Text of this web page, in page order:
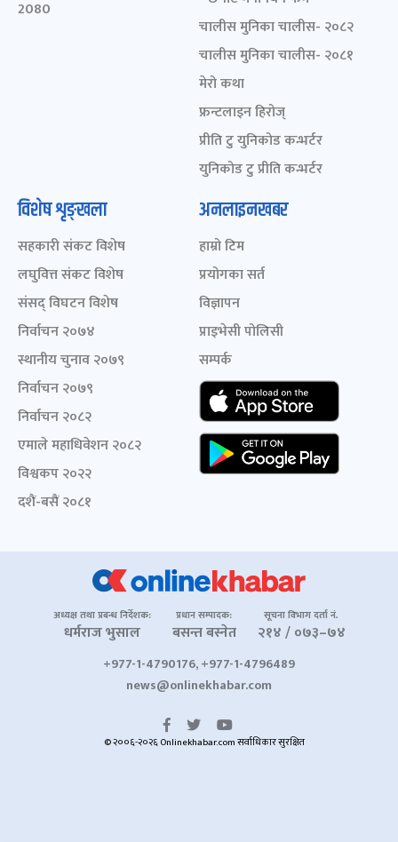
2080
चालीस मुनिका चालीस- २०८२
चालीस मुनिका चालीस- २०८१
मेरो कथा
फ्रन्टलाइन हिरोज्
प्रीति टु युनिकोड कन्भर्टर
युनिकोड टु प्रीति कन्भर्टर
विशेष शृङ्खला
सहकारी संकट विशेष
लघुवित्त संकट विशेष
संसद् विघटन विशेष
निर्वाचन २०७४
स्थानीय चुनाव २०७९
निर्वाचन २०७९
निर्वाचन २०८२
एमाले महाधिवेशन २०८२
विश्वकप २०२२
दशैं-बसैं २०८१
अनलाइनखबर
हाम्रो टिम
प्रयोगका सर्त
विज्ञापन
प्राइभेसी पोलिसी
सम्पर्क
अध्यक्ष तथा प्रबन्ध निर्देशक:
धर्मराज भुसाल
प्रधान सम्पादक:
बसन्त बस्नेत
सूचना विभाग दर्ता नं.
२१४ / ०७३–७४
+977-1-4790176, +977-1-4796489
news@onlinekhabar.com
© २००६-२०२६ Onlinekhabar.com सर्वाधिकार सुरक्षित